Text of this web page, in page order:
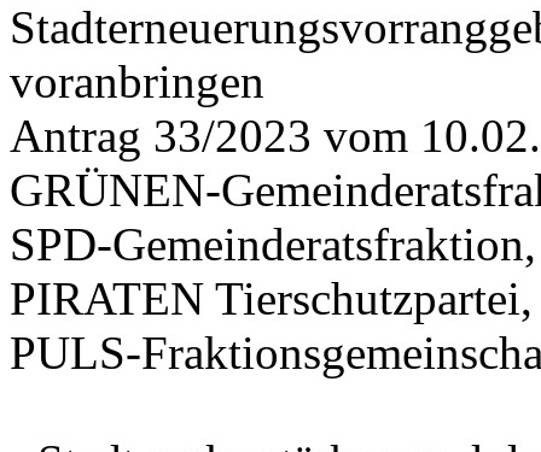
voranbringen
Antrag 33/2023 vom
GRÜNEN-
SPD-
PIRATEN Tierschutzpartei,
PULS-